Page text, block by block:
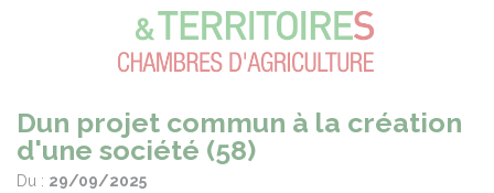
Dun projet commun à la création
d'une société (58)
Du : 29/09/2025